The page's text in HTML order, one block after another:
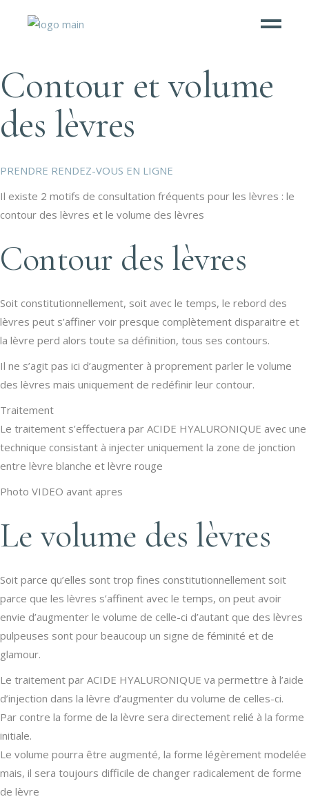
Contour et volume
des lèvres
PRENDRE RENDEZ-VOUS EN LIGNE
Il existe 2 motifs de consultation fréquents pour les lèvres : le
contour des lèvres et le volume des lèvres
Contour des lèvres
Soit constitutionnellement, soit avec le temps, le rebord des
lèvres peut s’affiner voir presque complètement disparaitre et
la lèvre perd alors toute sa définition, tous ses contours.
Il ne s’agit pas ici d’augmenter à proprement parler le volume
des lèvres mais uniquement de redéfinir leur contour.
Traitement
Le traitement s’effectuera par ACIDE HYALURONIQUE avec une
technique consistant à injecter uniquement la zone de jonction
entre lèvre blanche et lèvre rouge
Photo VIDEO avant apres
Le volume des lèvres
Soit parce qu’elles sont trop fines constitutionnellement soit
parce que les lèvres s’affinent avec le temps, on peut avoir
envie d’augmenter le volume de celle-ci d’autant que des lèvres
pulpeuses sont pour beaucoup un signe de féminité et de
glamour.
Le traitement par ACIDE HYALURONIQUE va permettre à l’aide
d’injection dans la lèvre d’augmenter du volume de celles-ci.
Par contre la forme de la lèvre sera directement relié à la forme
initiale.
Le volume pourra être augmenté, la forme légèrement modelée
mais, il sera toujours difficile de changer radicalement de forme
de lèvre